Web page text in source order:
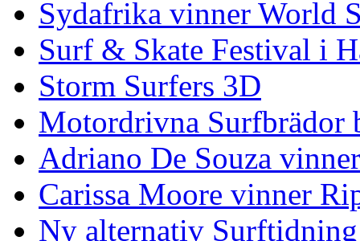
Sydafrika vinner World
Surf & Skate Festival i
Storm Surfers 3D
Motordrivna Surfbrädor
Adriano De Souza
Carissa Moore vinner
Ny alternativ Surftidning